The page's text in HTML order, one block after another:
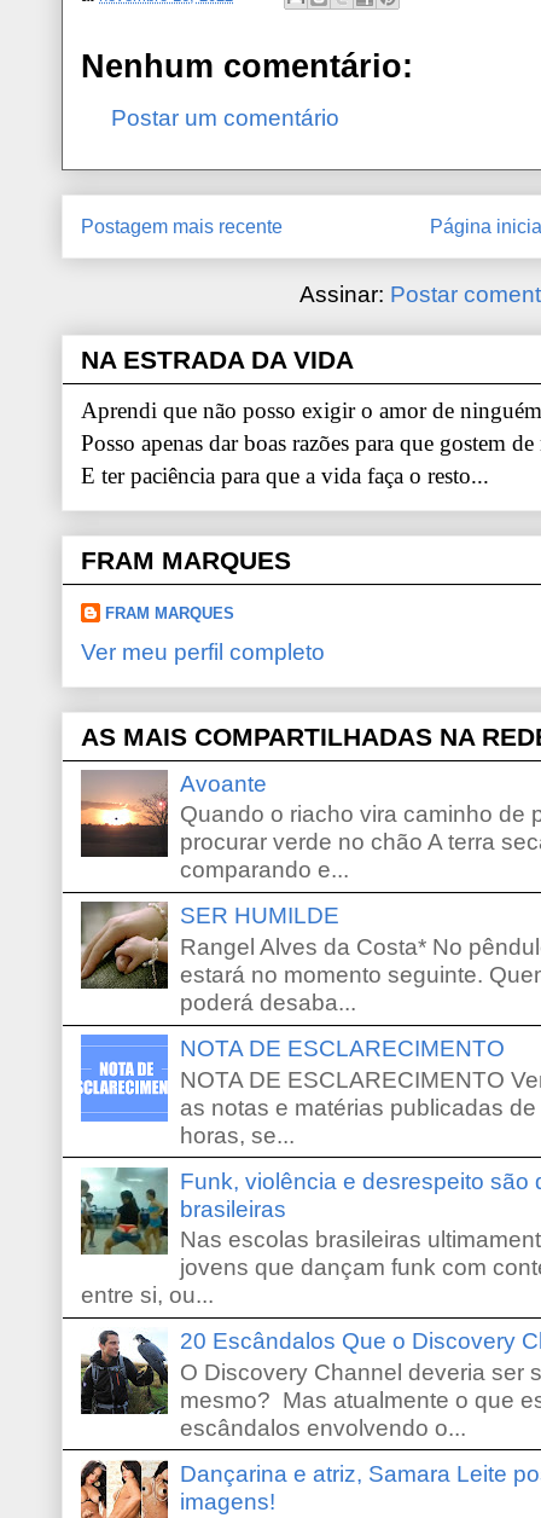
Nenhum comentário:
Postar um comentário
Postagem mais recente Página
Assinar: Postar
NA ESTRADA DA VIDA
Aprendi que não posso exigir o amor de
Posso apenas dar boas razões para que gostem
E ter paciência para que a vida faça o resto...
FRAM MARQUES
FRAM MARQUES
Ver meu perfil completo
AS MAIS COMPARTILHADAS NA
Avoante
Quando o riacho vira caminho de
procurar verde no chão A terra
comparando e...
SER HUMILDE
Rangel Alves da Costa* No
estará no momento seguinte.
poderá desaba...
NOTA DE ESCLARECIMENTO
NOTA DE ESCLARECIMENTO
as notas e matérias publicadas
horas, se...
Funk, violência e desrespeito são
brasileiras
Nas escolas brasileiras
jovens que dançam funk com
entre si, ou...
20 Escândalos Que o Discovery
O Discovery Channel deveria ser
mesmo? Mas atualmente o que
escândalos envolvendo o...
Dançarina e atriz, Samara Leite
imagens!